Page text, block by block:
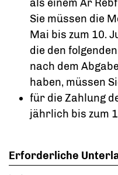
als einem Ar
Sie müssen die
Mai bis zum 10.
die den
nach dem
haben, müssen
für die Zahlung
jährlich bis zum
Erforderliche